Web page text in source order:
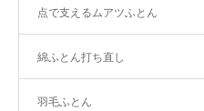
点で支えるムアツふとん
綿ふとん打ち直し
羽毛ふとん